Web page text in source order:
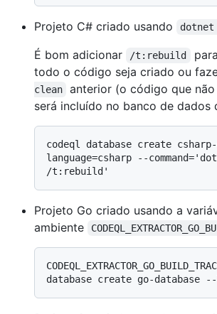
Projeto C# criado usando
É bom adicionar
/t:rebuild
todo o código seja criado ou
clean
anterior (o código que
será incluído no banco de dados
codeql database create
language=csharp --
Projeto Go criado usando a
ambiente